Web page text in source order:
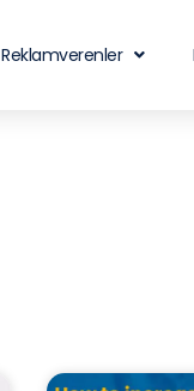
Reklamverenler